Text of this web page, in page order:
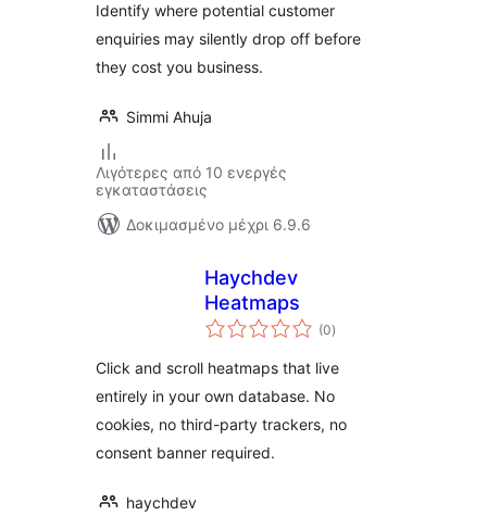
Identify where potential customer
enquiries may silently drop off before
they cost you business.
Simmi Ahuja
Λιγότερες από 10 ενεργές
εγκαταστάσεις
Δοκιμασμένο μέχρι 6.9.6
Haychdev
Heatmaps
(0αξιολογήσεις
σύνολο
)
Click and scroll heatmaps that live
entirely in your own database. No
cookies, no third-party trackers, no
consent banner required.
haychdev